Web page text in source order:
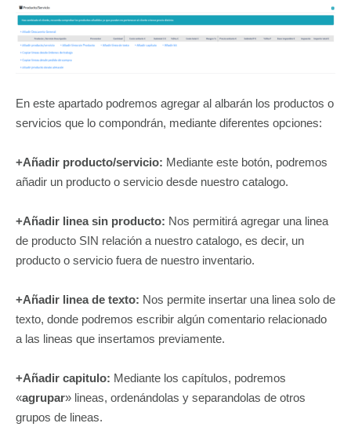
En este apartado podremos agregar al albarán los productos o
servicios que lo compondrán, mediante diferentes opciones:
+Añadir producto/servicio: Mediante este botón, podremos
añadir un producto o servicio desde nuestro catalogo.
+Añadir linea sin producto: Nos permitirá agregar una linea
de producto SIN relación a nuestro catalogo, es decir, un
producto o servicio fuera de nuestro inventario.
+Añadir linea de texto: Nos permite insertar una linea solo de
texto, donde podremos escribir algún comentario relacionado
a las lineas que insertamos previamente.
+Añadir capitulo: Mediante los capítulos, podremos
«agrupar» lineas, ordenándolas y separandolas de otros
grupos de lineas.